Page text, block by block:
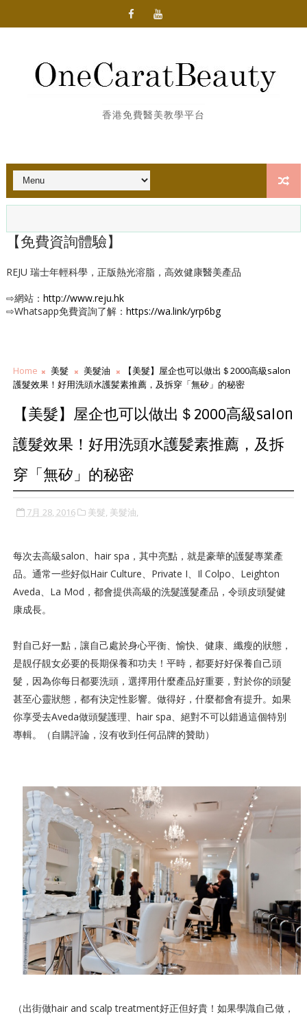
香港免費醫美教學平台
【免費資詢體驗】
REJU 瑞士年輕科學，正版熱光溶脂，高效健康醫美產品
⇨網站： http://www.reju.hk
⇨Whatsapp免費資詢了解： https://wa.link/yrp6bg
Home 美髮 美髮油
【美髮】屋企也可以做出＄2000高級salon
護髮效果！好用洗頭水護髪素推薦，及拆穿「無矽」的秘密
【美髮】屋企也可以做出＄2000高級salon
護髮效果！好用洗頭水護髪素推薦，及拆
穿「無矽」的秘密
7月 28, 2016 美髮, 美髮油,
每次去高級salon、hair spa，其中亮點，就是豪華的護髮專業產
品。通常一些好似Hair Culture、Private I、Il Colpo、Leighton
Aveda、La Mod，都會提供高級的洗髮護髮產品，令頭皮頭髮健
康成長。
對自己好一點，讓自己處於身心平衡、愉快、健康、纖瘦的狀態，
是靚仔靚女必要的長期保養和功夫！平時，都要好好保養自己頭
髮，因為你每日都要洗頭，選擇用什麼產品好重要，對於你的頭髮
甚至心靈狀態，都有決定性影響。做得好，什麼都會有提升。如果
你享受去Aveda做頭髮護理、hair spa、絕對不可以錯過這個特別
專輯。（自購評論，沒有收到任何品牌的贊助）
（出街做hair and scalp treatment好正但好貴！如果學識自己做，